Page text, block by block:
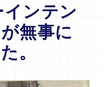
ンテン
無事に
。